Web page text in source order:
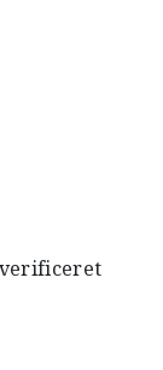
verificeret